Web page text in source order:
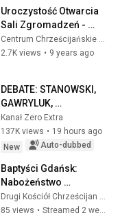
Uroczystość Otwarcia
Sali Zgromadzeń -
Nabożeństwo - 6
listopada 2016 roku
Centrum Chrześcijańskie NOWE ŻYCIE w Gdańsku
2.7K views • 9 years ago
DEBATE: STANOWSKI,
GAWRYLUK,
ZIEMKIEWICZ, PROF.
NOWAK. PRESIDENT
NAWROCKI'S YEAR
Kanał Zero Extra
137K views • 19 hours ago
New
Auto-dubbed
Baptyści Gdańsk:
Nabożeństwo
19.07.2026
85 views • Streamed 2 weeks ago